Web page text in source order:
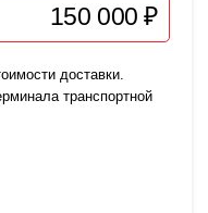
150 000 ₽
доставки.
транспортной